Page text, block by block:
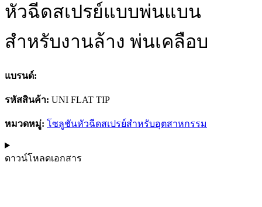
หัวฉีดสเปรย์แบบพ่นแบน
สำหรับงานล้าง พ่นเคลือบ
แบรนด์:
รหัสสินค้า: UNI FLAT TIP
หมวดหมู่: โซลูชันหัวฉีดสเปรย์สำหรับอุตสาหกรรม
ดาวน์โหลดเอกสาร